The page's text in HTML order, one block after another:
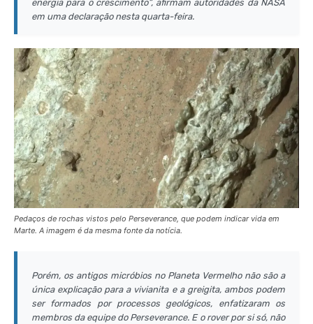
energia para o crescimento”, afirmam autoridades da NASA
em uma declaração nesta quarta-feira.
Pedaços de rochas vistos pelo Perseverance, que podem indicar vida em
Marte. A imagem é da mesma fonte da notícia.
Porém, os antigos micróbios no Planeta Vermelho não são a
única explicação para a vivianita e a greigita, ambos podem
ser formados por processos geológicos, enfatizaram os
membros da equipe do Perseverance. E o roverpor si só, não